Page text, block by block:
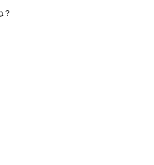
？